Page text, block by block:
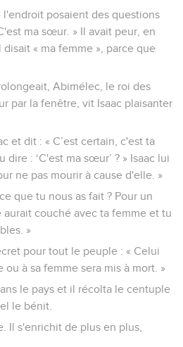
l'endroit posaient des questions
ma sœur. » Il avait peur, en
« ma femme », parce que
Abimélec, le roi des
par la fenêtre, vit Isaac plaisanter
et dit : « C’est certain, c'est ta
: ‘C'est ma sœur’ ? » Isaac lui
ne pas mourir à cause d'elle. »
que tu nous as fait ? Pour un
couché avec ta femme et tu
»
pour tout le peuple : « Celui
à sa femme sera mis à mort. »
le pays et il récolta le centuple
le bénit.
Il s'enrichit de plus en plus,